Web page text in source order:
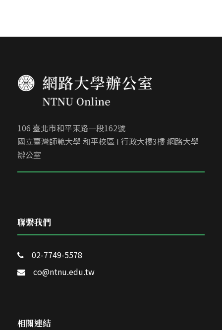
106 臺北市和平東路一段162號
國立臺灣師範大學 和平校區 I 行政大樓3樓 網路大學
辦公室
聯繫我們
02-7749-5578
co@ntnu.edu.tw
相關連結